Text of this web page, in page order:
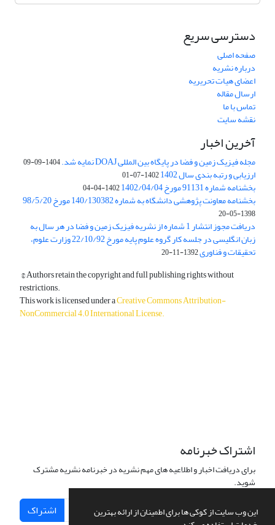
این وب سایت از کوکی ها برای اطمینان از ارائه بهترین
دسترسی سریع
صفحه اصلی
درباره نشریه
اعضای هیات تحریریه
ارسال مقاله
تماس با ما
نقشه سایت
آخرین اخبار
مجله فیزیک زمین و فضا در پایگاه بین المللی DOAJ نمایه شد. 1404-09-09
ارزیابی و رتبه بندی سال 1402 1402-07-01
بخشنامه شماره 91131 مورخ 1402/04/04 1402-04-04
بخشنامه معاونت پژوهشی دانشگاه به شماره 140/130382 مورخ 98/5/20
1398-05-20
دریافت مجوز انتشار 1 شماره از نشریه فیزیک زمین و فضا در هر سال به
زبان انگلیسی در جلسه کار گروه علوم پایه مورخ 22/10/92 وزارت علوم،
تحقیقات و فناوری1392-11-20
© Authors retain the copyright and full publishing rights without
restrictions.
This work is licensed under aCreative Commons Attribution-
NonCommercial 4.0 International License.
اشتراک خبرنامه
برای دریافت اخبار و اطلاعیه های مهم نشریه در خبرنامه نشریه مشترک
شوید.
اشتراک